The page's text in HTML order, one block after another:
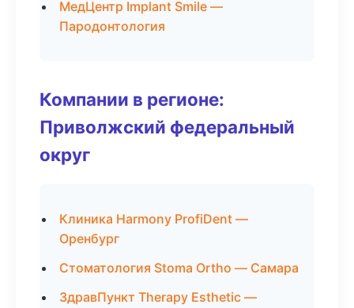
МедЦентр Implant Smile —
Пародонтология
Компании в регионе:
Приволжский федеральный
округ
Клиника Harmony ProfiDent —
Оренбург
Стоматология Stoma Ortho — Самара
ЗдравПункт Therapy Esthetic —